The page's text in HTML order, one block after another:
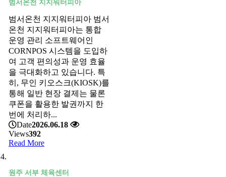
범서온천 지지워터피아
범서온천 지지워터피아 범서
온천 지지워터피아는 통합
운영 관리 소프트웨어인
CORNPOS 시스템을 도입하
여 고객 편의성과 운영 효율
을 극대화하고 있습니다. 특
히, 무인 키오스크(KIOSK)를
통해 일반 현장 결제는 물론
쿠폰을 활용한 발권까지 한
번에 처리하...
Date2026.06.18
Views392
Read More
원주 서부 체육센터